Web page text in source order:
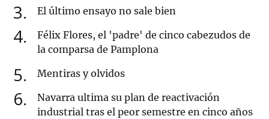
3 El último ensayo no sale bien
4
Félix Flores, el 'padre' de cinco cabezudos de
la comparsa de Pamplona
5 Mentiras y olvidos
6
Navarra ultima su plan de reactivación
industrial tras el peor semestre en cinco años